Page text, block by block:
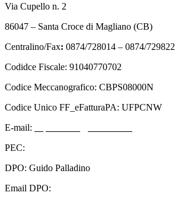
Via Cupello n. 2
86047 – Santa Croce di Magliano (CB)
Centralino/Fax: 0874/728014 – 0874/729822
Codidce Fiscale: 91040770702
Codice Meccanografico: CBPS08000N
Codice Unico FF_eFatturaPA: UFPCNW
E-mail:
PEC:
DPO: Guido Palladino
Email DPO: